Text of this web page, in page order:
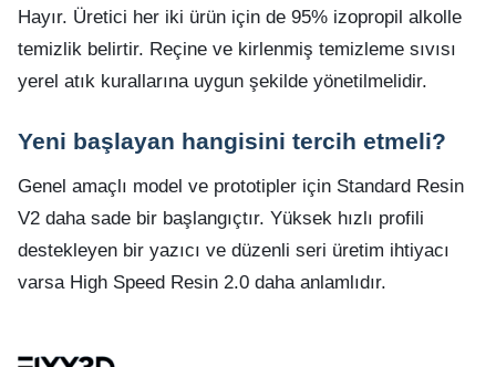
Hayır. Üretici her iki ürün için de 95% izopropil alkolle
temizlik belirtir. Reçine ve kirlenmiş temizleme sıvısı
yerel atık kurallarına uygun şekilde yönetilmelidir.
Yeni başlayan hangisini tercih etmeli?
Genel amaçlı model ve prototipler için Standard Resin
V2 daha sade bir başlangıçtır. Yüksek hızlı profili
destekleyen bir yazıcı ve düzenli seri üretim ihtiyacı
varsa High Speed Resin 2.0 daha anlamlıdır.